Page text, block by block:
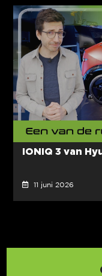
IONIQ 3 van
11 juni 2026